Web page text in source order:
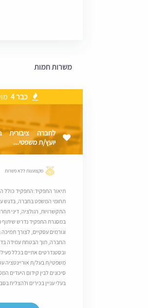
משרות חמות
כבר 4
לחברה ציבורית
יועץ/ת משפטי...
מקצוענות ללא פשרות
תיאור התפקיד:התפקיד כולל
תחומי המשפט בחברה, בדגש
התקשרויות, רגולציה, דיני
במסגרת התפקיד נדרש שיתוף
וגורמים עסקיים, לצורך
החברה, תוך הבטחת עמידה
ובסטנדרטים אתיים בכלל
משפטי/ת בעל/ת אוריינטציה
סיכונים לבין קידום היעדים
בעלי עניין בכירים ולהצליח